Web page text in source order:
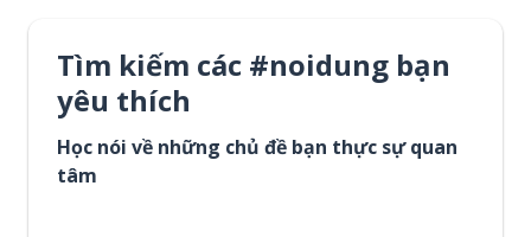
Tìm kiếm các #noidung bạn
yêu thích
Học nói về những chủ đề bạn thực sự quan
tâm